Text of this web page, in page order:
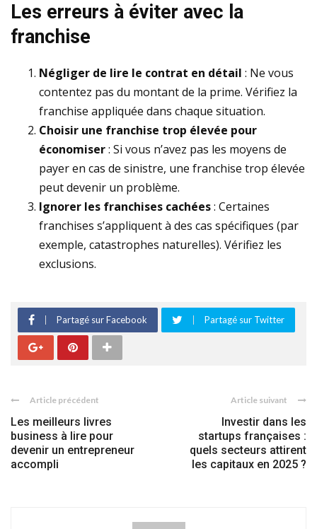
Les erreurs à éviter avec la
franchise
Négliger de lire le contrat en détail : Ne vous
contentez pas du montant de la prime. Vérifiez la
franchise appliquée dans chaque situation.
Choisir une franchise trop élevée pour
économiser: Si vous n’avez pas les moyens de
payer en cas de sinistre, une franchise trop élevée
peut devenir un problème.
Ignorer les franchises cachées: Certaines
franchises s’appliquent à des cas spécifiques (par
exemple, catastrophes naturelles). Vérifiez les
exclusions.
Partagé sur Facebook Partagé sur Twitter
Article précédent
Les meilleurs livres
business à lire pour
devenir un entrepreneur
accompli
Article suivant
Investir dans les
startups françaises :
quels secteurs attirent
les capitaux en 2025 ?